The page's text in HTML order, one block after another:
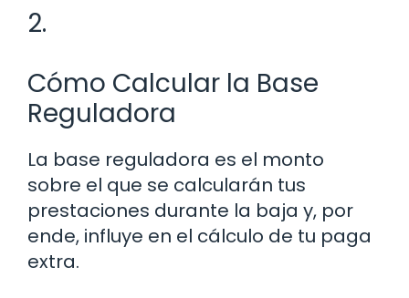
2.
Cómo Calcular la Base
Reguladora
La base reguladora es el monto
sobre el que se calcularán tus
prestaciones durante la baja y, por
ende, influye en el cálculo de tu paga
extra.